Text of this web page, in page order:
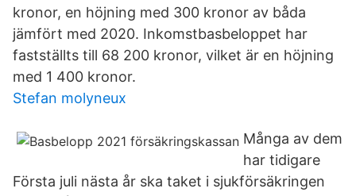
kronor, en höjning med 300 kronor av båda
jämfört med 2020. Inkomstbasbeloppet har
fastställts till 68 200 kronor, vilket är en höjning
med 1 400 kronor.
Stefan molyneux
Många av dem
har tidigare
Första juli nästa år ska taket i sjukförsäkringen